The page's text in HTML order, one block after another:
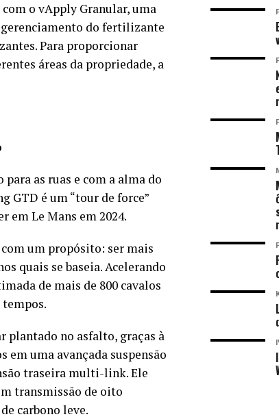
o vApply Granular, uma
do fertilizante
Para proporcionar
áreas da propriedade, a
as ruas e com a alma do
GTD é um “tour de force”
em Le Mans em 2024.
um propósito: ser mais
quais se baseia. Acelerando
de mais de 800 cavalos
plantado no asfalto, graças à
em uma avançada suspensão
traseira multi-link. Ele
transmissão de oito
carbono leve.